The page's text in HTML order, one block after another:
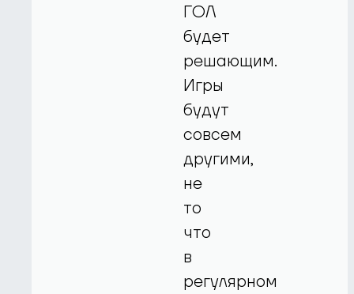
ГОЛ
будет
решающим.
Игры
будут
совсем
другими,
не
то
что
в
регулярном